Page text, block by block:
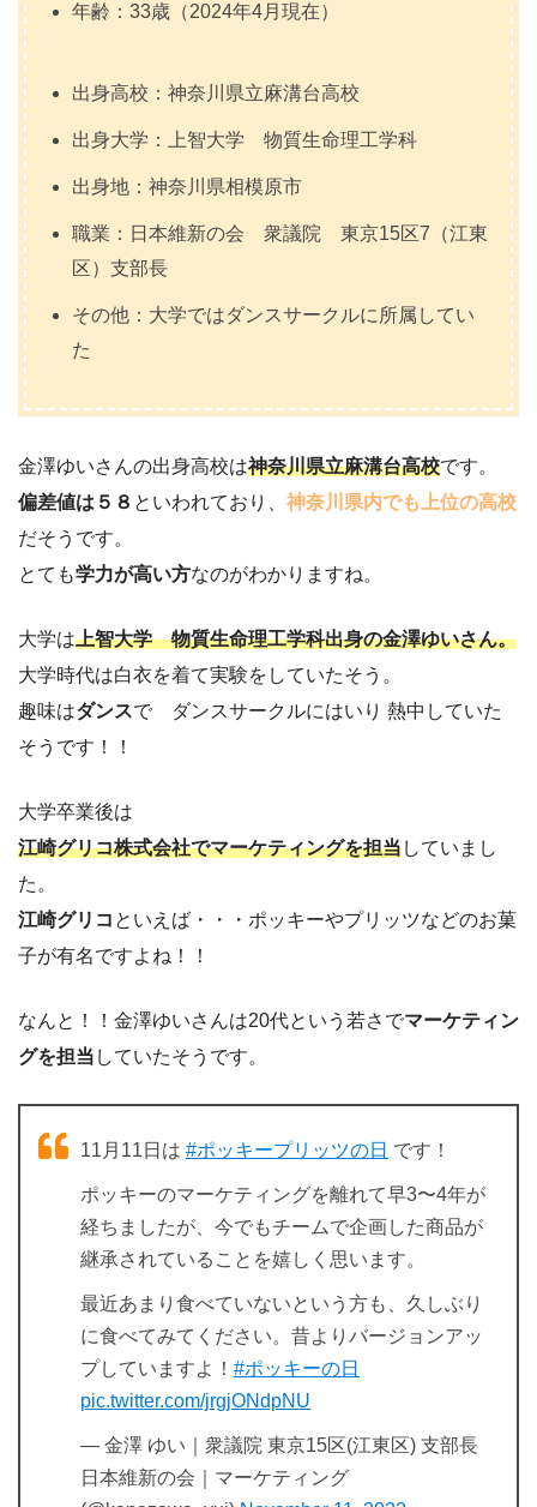
年齢：33歳（2024年4月現在）
出身高校：神奈川県立麻溝台高校
出身大学：上智大学 物質生命理工学科
出身地：神奈川県相模原市
職業：日本維新の会 衆議院 東京15区7（江東
区）支部長
その他：大学ではダンスサークルに所属してい
た
金澤ゆいさんの出身高校は神奈川県立麻溝台高校です。
偏差値は５８ といわれており、 神奈川県内でも上位の高校
だそうです。
とても学力が高い方なのがわかりますね。
大学は上智大学 物質生命理工学科出身の金澤ゆいさん。
大学時代は白衣を着て実験をしていたそう。
趣味はダンスで ダンスサークルにはいり 熱中していた
そうです！！
大学卒業後は
江崎グリコ株式会社でマーケティングを担当していまし
た。
江崎グリコ といえば・・・ポッキーやプリッツなどのお菓
子が有名ですよね！！
なんと！！金澤ゆいさんは20代という若さでマーケティン
グを担当 していたそうです。
11月11日は #ポッキープリッツの日 です！
ポッキーのマーケティングを離れて早3〜4年が
経ちましたが、今でもチームで企画した商品が
継承されていることを嬉しく思います。
最近あまり食べていないという方も、久しぶり
に食べてみてください。昔よりバージョンアッ
プしていますよ！ #ポッキーの日
pic.twitter.com/jrgjONdpNU
— 金澤 ゆい｜衆議院 東京15区(江東区) 支部長
日本維新の会｜マーケティング